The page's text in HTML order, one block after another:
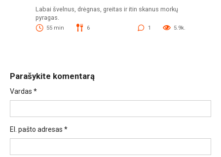
Labai švelnus, drėgnas, greitas ir itin skanus morkų
pyragas.
55 min 6 1 5.9k.
Parašykite komentarą
Vardas *
El. pašto adresas *